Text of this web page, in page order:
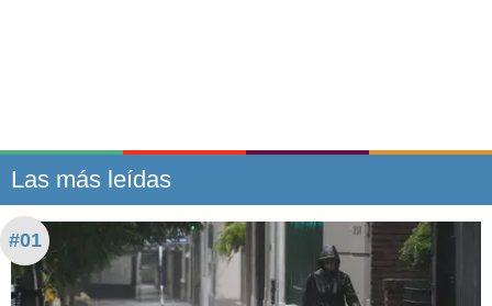
Las más leídas
#01